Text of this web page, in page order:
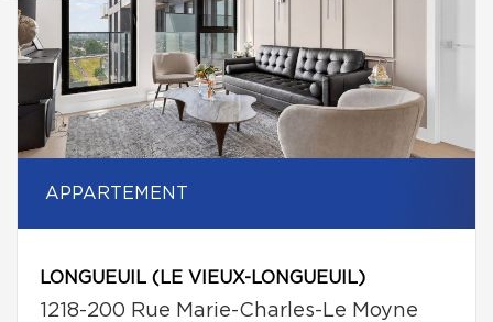
APPARTEMENT
LONGUEUIL (LE VIEUX-LONGUEUIL)
1218-200 Rue Marie-Charles-Le Moyne